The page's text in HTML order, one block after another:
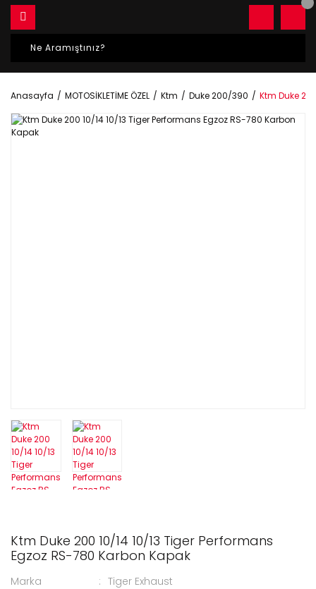
Anasayfa MOTOSİKLETİME ÖZEL Ktm Duke 200/390 Ktm Duke
Ktm Duke 200 10/14 10/13 Tiger Performans
Egzoz RS-780 Karbon Kapak
Marka
Tiger Exhaust